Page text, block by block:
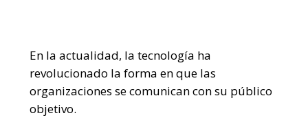
En la actualidad, la tecnología ha
revolucionado la forma en que las
organizaciones se comunican con su público
objetivo.